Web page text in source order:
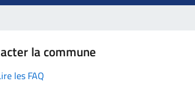
la commune
les FAQ